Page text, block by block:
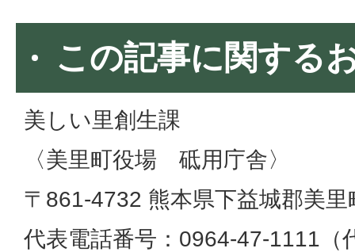
この記事に関する
美しい里創生課
〈美里町役場 砥用庁舎〉
〒861-4732 熊本県下益城郡美
代表電話番号：0964-47-1111（